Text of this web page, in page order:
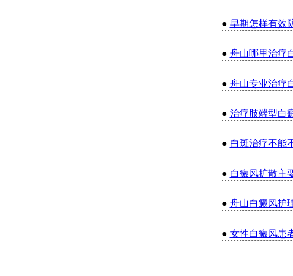
● 早期怎样有效
● 舟山哪里治疗
● 舟山专业治疗
● 治疗肢端型白
● 白斑治疗不能
● 白癜风扩散主
● 舟山白癜风护
● 女性白癜风患